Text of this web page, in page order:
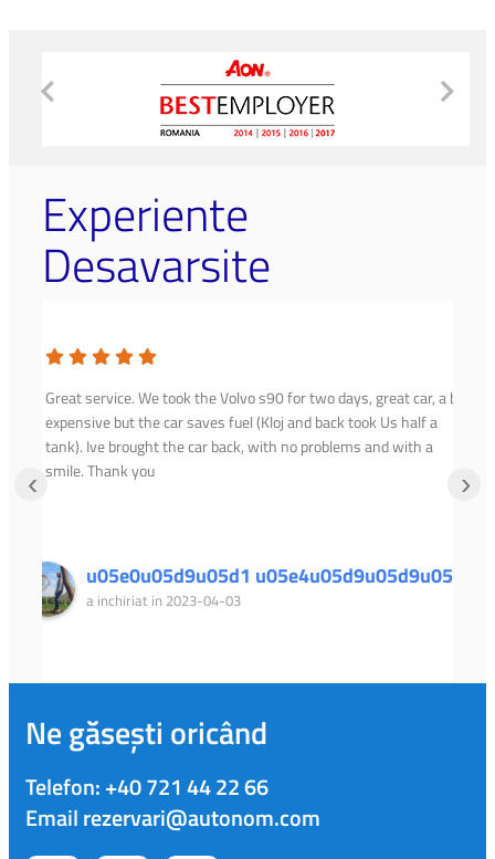
Experiente
Desavarsite
Great service. We took the Volvo s90 for two days, great car, a bit
expensive but the car saves fuel (Kloj and back took Us half a
tank). Ive brought the car back, with no problems and with a
smile. Thank you
u05e0u05d9u05d1 u05e4u05d9u05d9u05d2
a inchiriat in 2023-04-03
‹ ›
Ne găsești oricând
Telefon:+40 721 44 22 66
Emailrezervari@autonom.com